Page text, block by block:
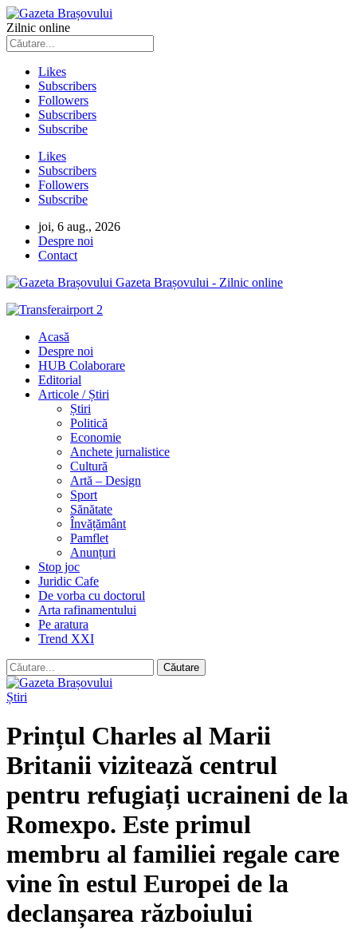
Zilnic online
Likes
Subscribers
Followers
Subscribers
Subscribe
Likes
Subscribers
Followers
Subscribe
joi, 6 aug., 2026
Despre noi
Contact
Gazeta Brașovului - Zilnic online
Acasă
Despre noi
HUB Colaborare
Editorial
Articole / Știri
Știri
Politică
Economie
Anchete jurnalistice
Cultură
Artă – Design
Sport
Sănătate
Învățământ
Pamflet
Anunțuri
Stop joc
Juridic Cafe
De vorba cu doctorul
Arta rafinamentului
Pe aratura
Trend XXI
Știri
Prințul Charles al Marii
Britanii vizitează centrul
pentru refugiați ucraineni de la
Romexpo. Este primul
membru al familiei regale care
vine în estul Europei de la
declanșarea războiului